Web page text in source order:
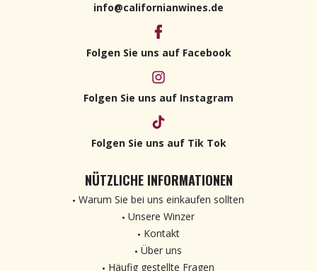
info@californianwines.de
Folgen Sie uns auf Facebook
Folgen Sie uns auf Instagram
Folgen Sie uns auf Tik Tok
NÜTZLICHE INFORMATIONEN
Warum Sie bei uns einkaufen sollten
Unsere Winzer
Kontakt
Über uns
Häufig gestellte Fragen